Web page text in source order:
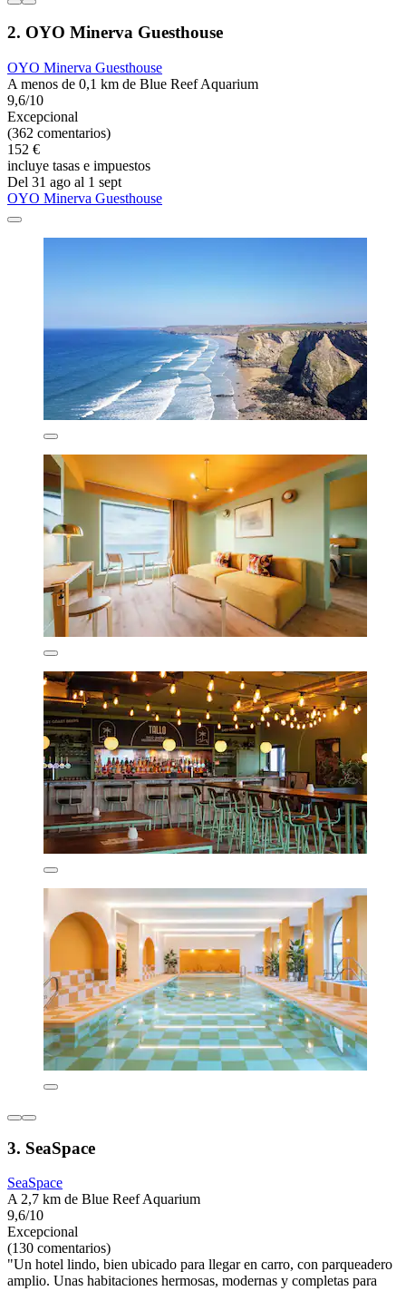
2. OYO Minerva Guesthouse
OYO Minerva Guesthouse
A menos de 0,1 km de Blue Reef Aquarium
9,6/10
Excepcional
(362 comentarios)
152 €
incluye tasas e impuestos
Del 31 ago al 1 sept
OYO Minerva Guesthouse
3. SeaSpace
SeaSpace
A 2,7 km de Blue Reef Aquarium
9,6/10
Excepcional
(130 comentarios)
"Un hotel lindo, bien ubicado para llegar en carro, con parqueadero
amplio. Unas habitaciones hermosas, modernas y completas para